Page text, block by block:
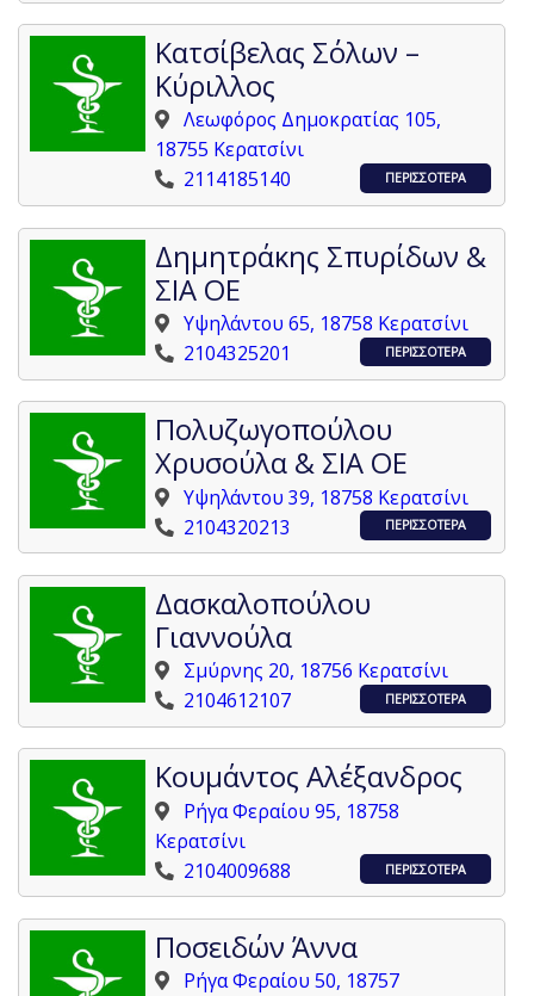
Κατσίβελας Σόλων –
Κύριλλος
Λεωφόρος Δημοκρατίας 105,
18755 Κερατσίνι
2114185140
ΠΕΡΙΣΣΟΤΕΡΑ
Δημητράκης Σπυρίδων &
ΣΙΑ ΟΕ
Υψηλάντου 65, 18758 Κερατσίνι
2104325201
ΠΕΡΙΣΣΟΤΕΡΑ
Πολυζωγοπούλου
Χρυσούλα & ΣΙΑ ΟΕ
Υψηλάντου 39, 18758 Κερατσίνι
2104320213
ΠΕΡΙΣΣΟΤΕΡΑ
Δασκαλοπούλου
Γιαννούλα
Σμύρνης 20, 18756 Κερατσίνι
2104612107
ΠΕΡΙΣΣΟΤΕΡΑ
Κουμάντος Αλέξανδρος
Ρήγα Φεραίου 95, 18758
Κερατσίνι
2104009688
ΠΕΡΙΣΣΟΤΕΡΑ
Ποσειδών Άννα
Ρήγα Φεραίου 50, 18757